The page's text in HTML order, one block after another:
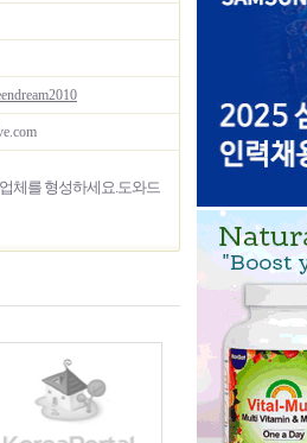
체를 형성하세요.도와드